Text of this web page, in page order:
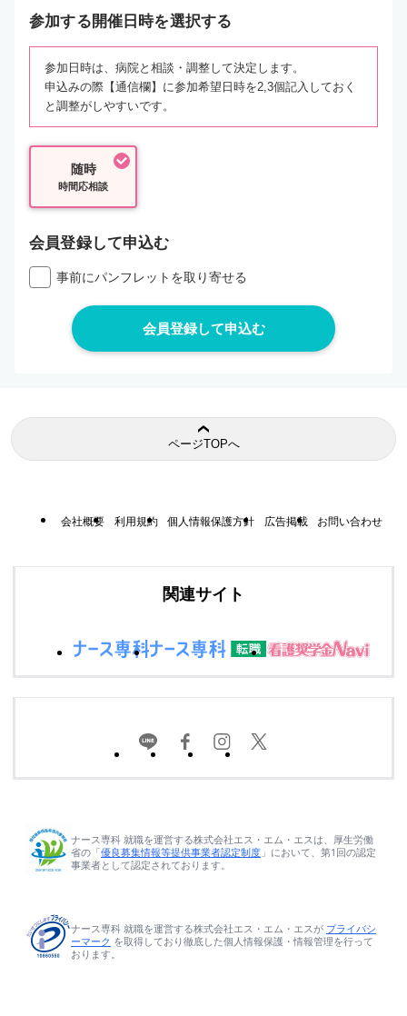
参加する開催日時を選択する
参加日時は、病院と相談・調整して決定します。
申込みの際【通信欄】に参加希望日時を2,3個記入しておく
と調整がしやすいです。
随時
時間応相談
会員登録して申込む
事前にパンフレットを取り寄せる
ページTOPへ